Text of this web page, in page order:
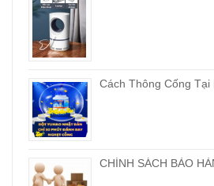
Cách Thông Cống Tại
CHÍNH SÁCH BẢO